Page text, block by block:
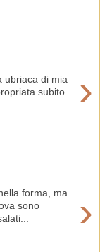
›
ubriaca di mia
subito
›
forma, ma
sono